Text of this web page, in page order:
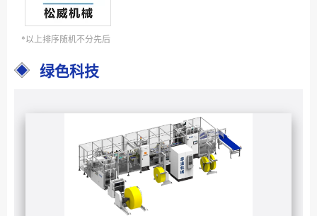
*以上排序随机不分先后
绿色科技